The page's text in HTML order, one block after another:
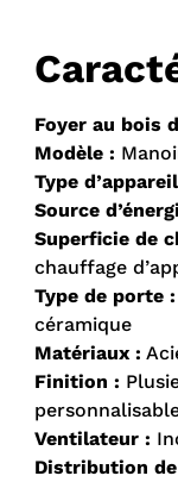
Foyer au bois
Modèle :
Type
Source
Superficie de
chauffage
Type de porte :
céramique
Matériaux :
Finition :
Ventilateur :
Distribution